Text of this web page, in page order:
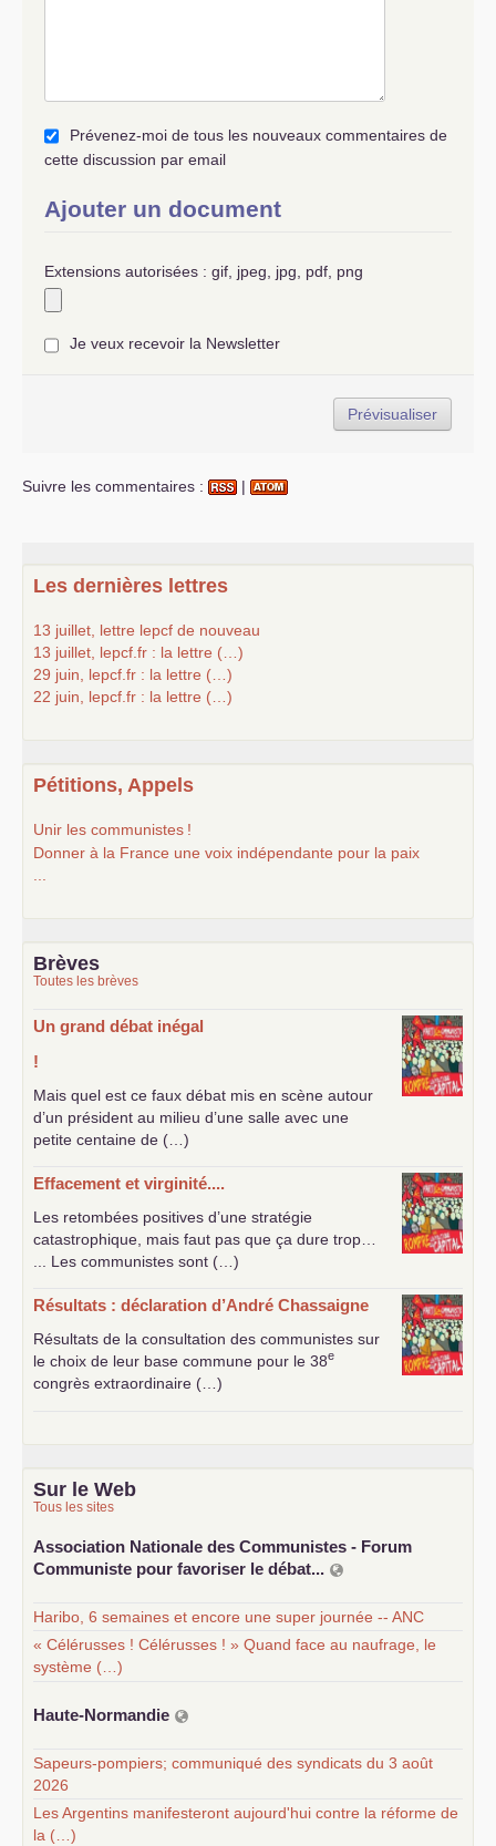
Mais je n’en verrai peut-être pas la fin,
quoiqu’inéluctable avec l’absence d’analyse qu’il
ne pas en être témoin
Prévenez-moi de tous les nouveaux commentaires de
cette discussion par email
Ajouter un document
Extensions autorisées : gif, jpeg, jpg, pdf, png
Je veux recevoir la Newsletter
Suivre les commentaires : |
Les dernières lettres
13 juillet, lettre lepcf de nouveau
13 juillet, lepcf.fr : la lettre (…)
29 juin, lepcf.fr : la lettre (…)
22 juin, lepcf.fr : la lettre (…)
Pétitions, Appels
Unir les communistes !
Donner à la France une voix indépendante pour la paix
Brèves
Toutes les brèves
Un grand débat inégal
!
Mais quel est ce faux débat mis en scène autour
d’un président au milieu d’une salle avec une
petite centaine de (…)
Effacement et virginité....
Les retombées positives d’une stratégie
catastrophique, mais faut pas que ça dure trop…
... Les communistes sont (…)
Résultats : déclaration d’André Chassaigne
Résultats de la consultation des communistes sur
le choix de leur base commune pour le 38e
congrès extraordinaire (…)
Sur le Web
Tous les sites
Association Nationale des Communistes - Forum
Communiste pour favoriser le débat...
Haribo, 6 semaines et encore une super journée -- ANC
« Célérusses ! Célérusses ! » Quand face au naufrage, le
système (…)
Haute-Normandie
Sapeurs-pompiers; communiqué des syndicats du 3 août
2026
Les Argentins manifesteront aujourd'hui contre la réforme de
la (…)